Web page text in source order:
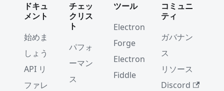
ドキュ
メント
始めま
しょう
API リ
ファレ
チェッ
クリス
ト
パフォ
ーマン
ス
ツール
Electron
Forge
Electron
Fiddle
コミュニ
ティ
ガバナン
ス
リソース
Discord